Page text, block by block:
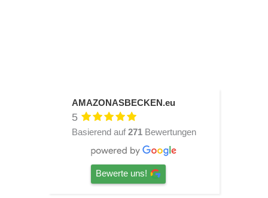
AMAZONASBECKEN.eu
5
Basierend auf 271 Bewertungen
Bewerte uns!